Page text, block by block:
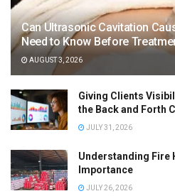
Can Ultrasonic Cavitation
Need to Know Before
AUGUST 3, 2026
Giving Clients
the Back and Forth
JULY 31, 2026
Understanding Fire
Importance
JULY 26, 2026